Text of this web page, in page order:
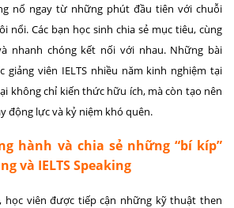
nổ ngay từ những phút đầu tiên với chuỗi
nổi. Các bạn học sinh chia sẻ mục tiêu, cùng
nhanh chóng kết nối với nhau. Những bài
giảng viên IELTS nhiều năm kinh nghiệm tại
không chỉ kiến thức hữu ích, mà còn tạo nên
động lực và kỷ niệm khó quên.
hành và chia sẻ những “bí kíp”
và IELTS Speaking
, học viên được tiếp cận những kỹ thuật then